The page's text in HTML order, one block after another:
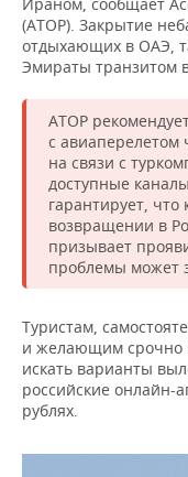
ОТКРЫТАЯ
БАСКЕТБОЛ
ВОЛЕЙБОЛ
КИБЕРСПОРТ
ФИГУРНОЕ
ВОДНЫЕ ВИДЫ
ИСТОРИЯ
КУЛЬТУРА
МЕДИЦИНА
ОБРАЗОВАНИЕ
СПРАВОЧНИК
СПИСОК ПЕРСОН
СПИСОК
ПОЛНАЯ ВЕРСИЯ
(АТОР). Закрытие
отдыхающих в ОАЭ,
Эмираты транзитом
АТОР
с авиаперелетом
на связи с
доступные
гарантирует,
возвращении в
призывает
проблемы может
Туристам,
и желающим срочно
искать варианты
российские онлайн-
рублях.